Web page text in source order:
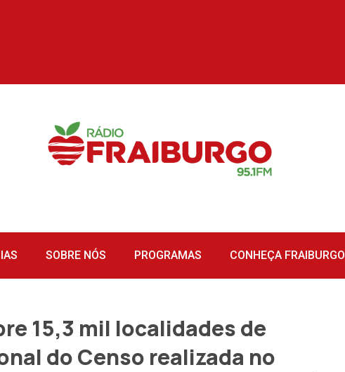
SOBRE NÓS PROGRAMAS CONHEÇA FRAIBURGO
15,3 mil localidades de
do Censo realizada no